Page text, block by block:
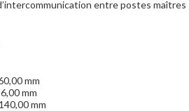
entre postes maîtres
mm
mm
mm